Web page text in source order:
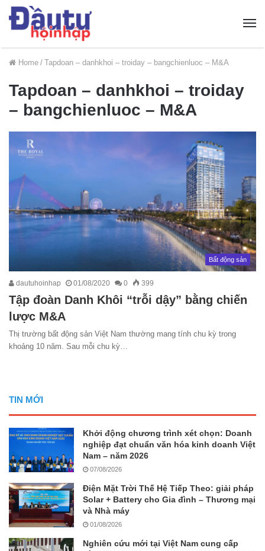
Home / Tapdoan – danhkhoi – troiday – bangchienluoc – M&A
Tapdoan – danhkhoi – troiday
– bangchienluoc – M&A
Bất động sản
dautuhoinhap 01/08/2020 0 399
Tập đoàn Danh Khôi “trỗi dậy” bằng chiến
lược M&A
Thị trường bất động sản Việt Nam thường mang tính chu kỳ trong
khoảng 10 năm. Sau mỗi chu kỳ…
TIN MỚI
Khởi động chương trình xét chọn: Doanh
nghiệp đạt chuẩn văn hóa kinh doanh Việt
Nam – năm 2026
07/08/2026
Điện Mặt Trời Thế Hệ Tiếp Theo: giải pháp
Solar + Battery cho Gia đình – Thương mại
và Nhà máy
01/08/2026
Nghiên cứu mới tại Việt Nam cung cấp